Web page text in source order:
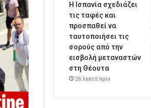
Η Ισπανία σχεδιάζει
τις ταφές και
προσπαθεί να
ταυτοποιήσει τις
σορούς από την
εισβολή μεταναστών
στη Θέουτα
26 λεπτά πρίν